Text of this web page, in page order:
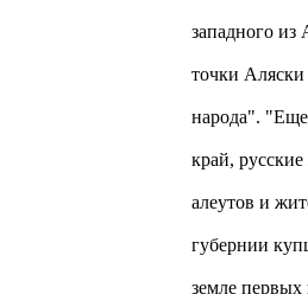
западного
точки Аляски
народа". "Еще
край,
алеутов и
губернии
земле